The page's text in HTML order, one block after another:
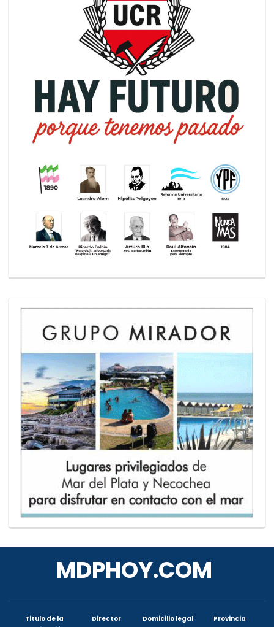
MDPHOY.COM
Titulo de la
Director
Domicilio legal
Provincia